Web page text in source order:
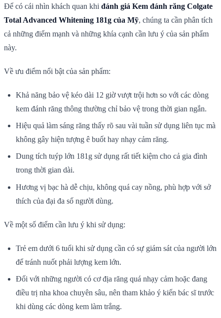
Để có cái nhìn khách quan khi đánh giá Kem đánh răng Colgate
Total Advanced Whitening 181g của Mỹ, chúng ta cần phân tích
cả những điểm mạnh và những khía cạnh cần lưu ý của sản phẩm
này.
Về ưu điểm nổi bật của sản phẩm:
Khả năng bảo vệ kéo dài 12 giờ vượt trội hơn so với các dòng
kem đánh răng thông thường chỉ bảo vệ trong thời gian ngắn.
Hiệu quả làm sáng răng thấy rõ sau vài tuần sử dụng liên tục mà
không gây hiện tượng ê buốt hay nhạy cảm răng.
Dung tích tuýp lớn 181g sử dụng rất tiết kiệm cho cả gia đình
trong thời gian dài.
Hương vị bạc hà dễ chịu, không quá cay nồng, phù hợp với sở
thích của đại đa số người dùng.
Về một số điểm cần lưu ý khi sử dụng:
Trẻ em dưới 6 tuổi khi sử dụng cần có sự giám sát của người lớn
để tránh nuốt phải lượng kem lớn.
Đối với những người có cơ địa răng quá nhạy cảm hoặc đang
điều trị nha khoa chuyên sâu, nên tham khảo ý kiến bác sĩ trước
khi dùng các dòng kem làm trắng.